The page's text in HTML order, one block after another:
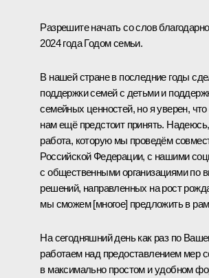
Разрешите начать со слов
2024 года Годом семьи.
В нашей стране в последние годы
поддержки семей с детьми и
семейных ценностей, но я уверен,
нам ещё предстоит принять.
работа, которую мы проведём
Российской Федерации, с нашими
с общественными организациями по
решений, направленных на рост
мы сможем [многое] предложить в
На сегодняшний день как раз по
работаем над предоставлением мер
в максимально простом и удобном